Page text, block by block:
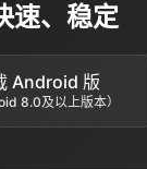
速、稳定
Android 版
8.0及以上版本）